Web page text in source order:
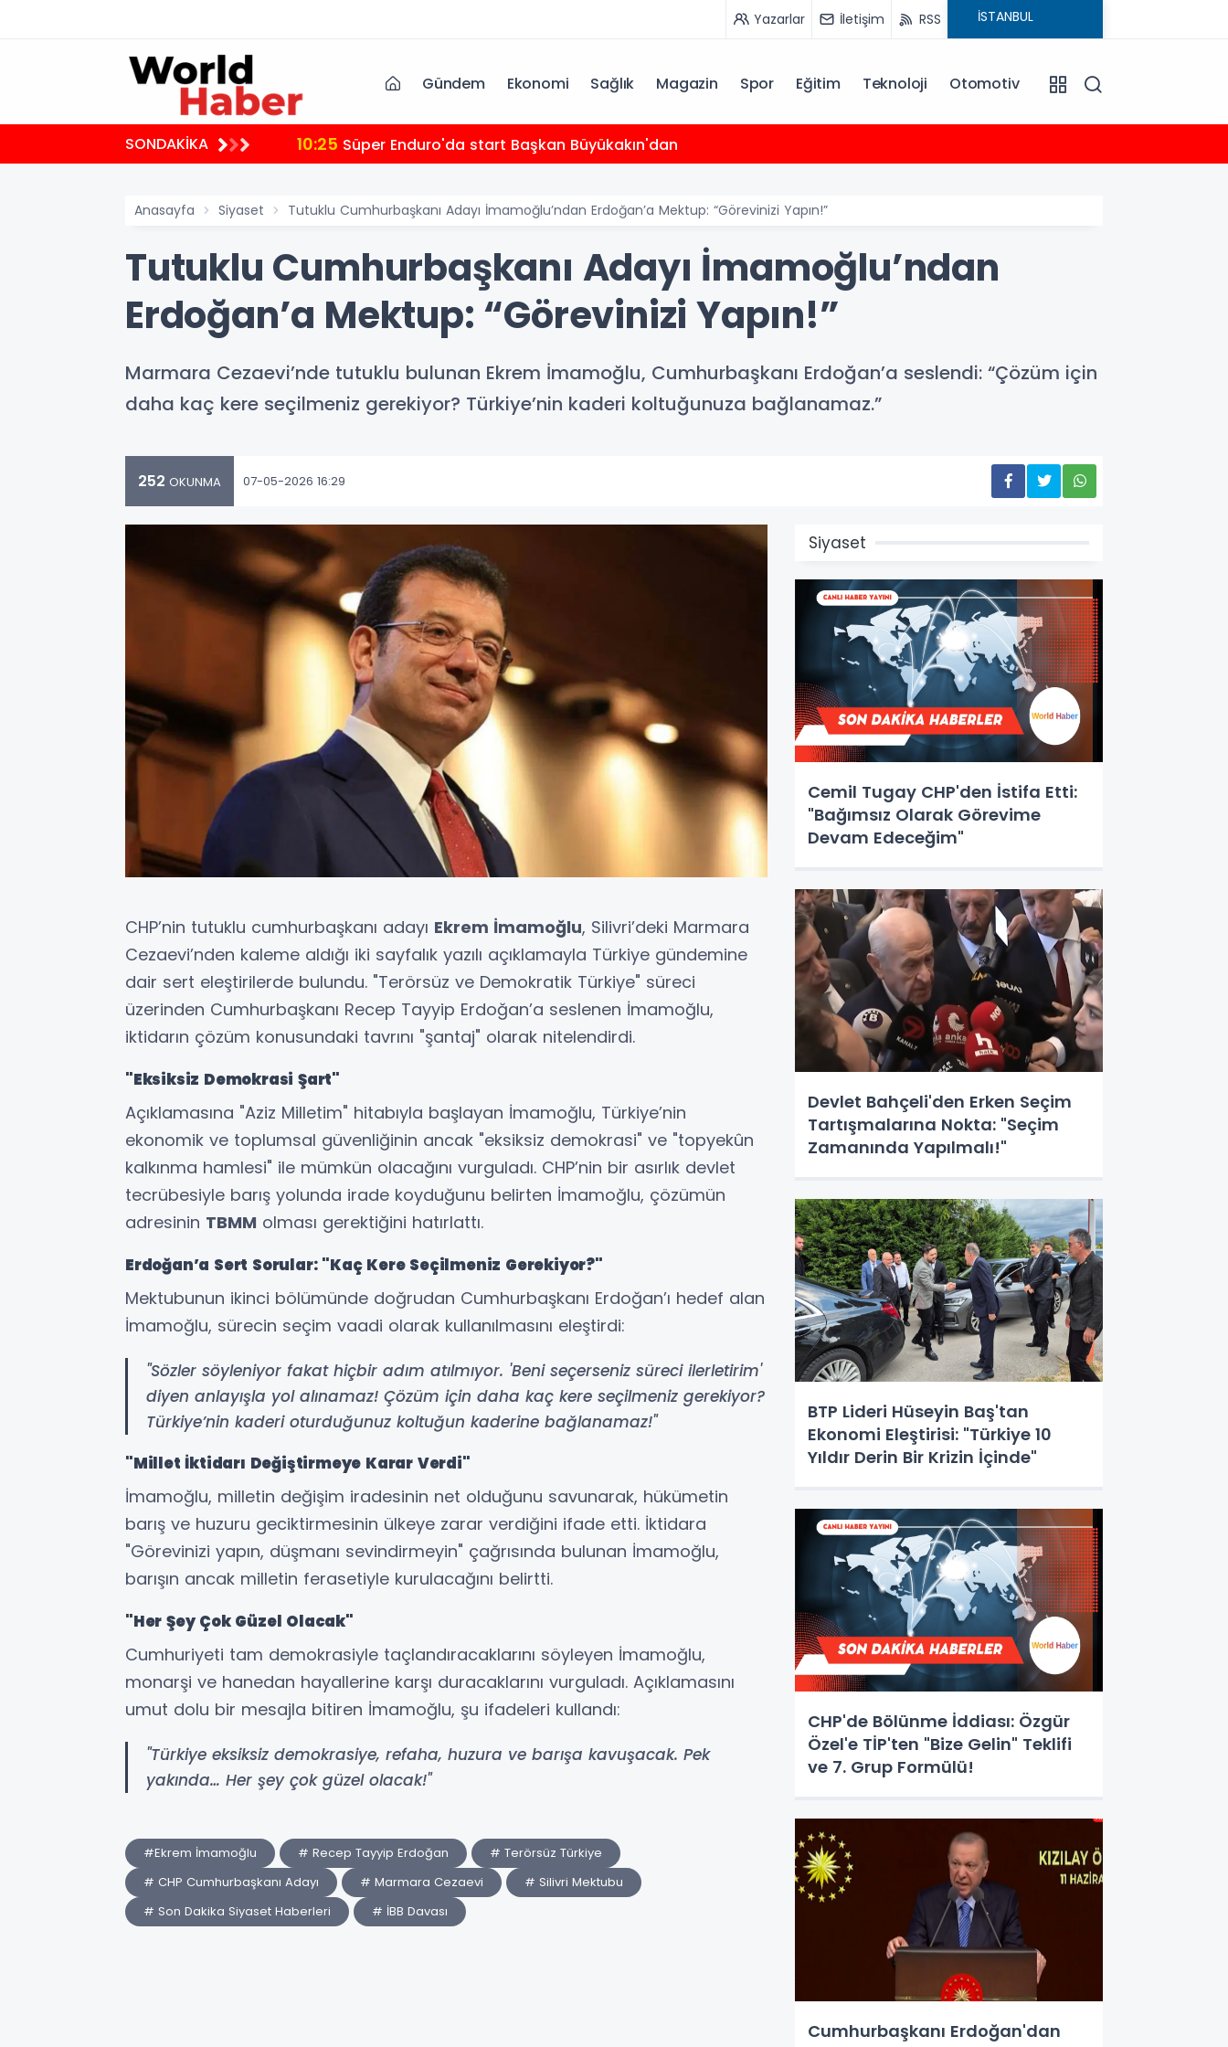
Yazarlar İletişim RSS
Gündem Ekonomi Sağlık Magazin Spor Eğitim Teknoloji Otomotiv
SONDAKİKA 10:25 Süper Enduro'da start Başkan Büyükakın'dan
Anasayfa Siyaset Tutuklu Cumhurbaşkanı Adayı İmamoğlu’ndan Erdoğan’a Mektup: “Görevinizi Yapın!”
Tutuklu Cumhurbaşkanı Adayı İmamoğlu’ndan
Erdoğan’a Mektup: “Görevinizi Yapın!”
Marmara Cezaevi’nde tutuklu bulunan Ekrem İmamoğlu, Cumhurbaşkanı Erdoğan’a seslendi: “Çözüm için
daha kaç kere seçilmeniz gerekiyor? Türkiye’nin kaderi koltuğunuza bağlanamaz.”
252 OKUNMA 07-05-2026 16:29
CHP’nin tutuklu cumhurbaşkanı adayı Ekrem İmamoğlu, Silivri’deki Marmara
Cezaevi’nden kaleme aldığı iki sayfalık yazılı açıklamayla Türkiye gündemine
dair sert eleştirilerde bulundu. "Terörsüz ve Demokratik Türkiye" süreci
üzerinden Cumhurbaşkanı Recep Tayyip Erdoğan’a seslenen İmamoğlu,
iktidarın çözüm konusundaki tavrını "şantaj" olarak nitelendirdi.
"Eksiksiz Demokrasi Şart"
Açıklamasına "Aziz Milletim" hitabıyla başlayan İmamoğlu, Türkiye’nin
ekonomik ve toplumsal güvenliğinin ancak "eksiksiz demokrasi" ve "topyekûn
kalkınma hamlesi" ile mümkün olacağını vurguladı. CHP’nin bir asırlık devlet
tecrübesiyle barış yolunda irade koyduğunu belirten İmamoğlu, çözümün
adresinin TBMM olması gerektiğini hatırlattı.
Erdoğan’a Sert Sorular: "Kaç Kere Seçilmeniz Gerekiyor?"
Mektubunun ikinci bölümünde doğrudan Cumhurbaşkanı Erdoğan’ı hedef alan
İmamoğlu, sürecin seçim vaadi olarak kullanılmasını eleştirdi:
"Sözler söyleniyor fakat hiçbir adım atılmıyor. 'Beni seçerseniz süreci ilerletirim'
diyen anlayışla yol alınamaz! Çözüm için daha kaç kere seçilmeniz gerekiyor?
Türkiye’nin kaderi oturduğunuz koltuğun kaderine bağlanamaz!"
"Millet İktidarı Değiştirmeye Karar Verdi"
İmamoğlu, milletin değişim iradesinin net olduğunu savunarak, hükümetin
barış ve huzuru geciktirmesinin ülkeye zarar verdiğini ifade etti. İktidara
"Görevinizi yapın, düşmanı sevindirmeyin" çağrısında bulunan İmamoğlu,
barışın ancak milletin ferasetiyle kurulacağını belirtti.
"Her Şey Çok Güzel Olacak"
Cumhuriyeti tam demokrasiyle taçlandıracaklarını söyleyen İmamoğlu,
monarşi ve hanedan hayallerine karşı duracaklarını vurguladı. Açıklamasını
umut dolu bir mesajla bitiren İmamoğlu, şu ifadeleri kullandı:
"Türkiye eksiksiz demokrasiye, refaha, huzura ve barışa kavuşacak. Pek
yakında… Her şey çok güzel olacak!"
#Ekrem İmamoğlu # Recep Tayyip Erdoğan
# Terörsüz Türkiye
# CHP Cumhurbaşkanı Adayı
# Marmara Cezaevi
# Silivri Mektubu
# Son Dakika Siyaset Haberleri
# İBB Davası
Siyaset
Cemil Tugay CHP'den İstifa Etti:
"Bağımsız Olarak Görevime
Devam Edeceğim"
Devlet Bahçeli'den Erken Seçim
Tartışmalarına Nokta: "Seçim
Zamanında Yapılmalı!"
BTP Lideri Hüseyin Baş'tan
Ekonomi Eleştirisi: "Türkiye 10
Yıldır Derin Bir Krizin İçinde"
CHP'de Bölünme İddiası: Özgür
Özel'e TİP'ten "Bize Gelin" Teklifi
ve 7. Grup Formülü!
Cumhurbaşkanı Erdoğan'dan